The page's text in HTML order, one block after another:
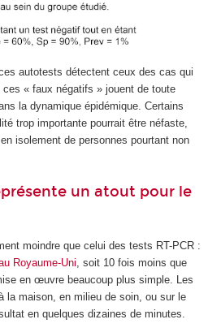
autotests détectent ceux des cas qui
« faux négatifs » jouent de toute
la dynamique épidémique. Certains
trop importante pourrait être néfaste,
isolement de personnes pourtant non
un atout pour le
moindre que celui des tests RT-PCR :
Royaume-Uni , soit 10 fois moins que
en œuvre beaucoup plus simple. Les
la maison, en milieu de soin, ou sur le
en quelques dizaines de minutes.